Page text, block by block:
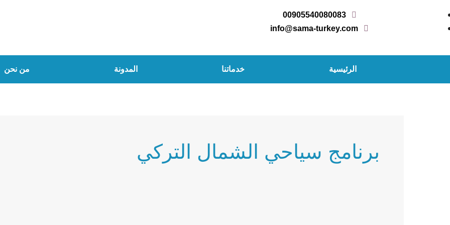
إلى
المحتوى
00905540080083
info@sama-turkey.com
الرئيسية خدماتنا المدونة من نحن
برنامج سياحي الشمال التركي